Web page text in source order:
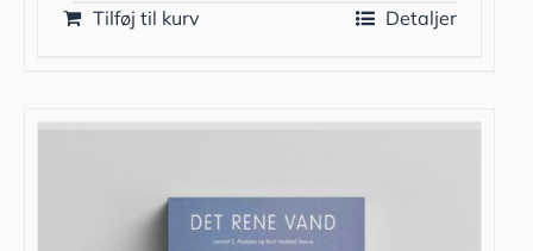
Tilføj til kurv Detaljer